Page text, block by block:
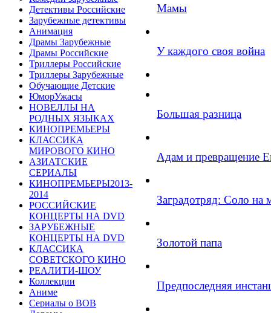
Детективы Российские
Зарубежные детективы
Анимация
Драмы Зарубежные
Драмы Российские
Триллеры Российские
Триллеры Зарубежные
Обучающие Детские
ЮморУжасы
НОВЕЛЛЫ НА
РОДНЫХ ЯЗЫКАХ
КИНОПРЕМЬЕРЫ
КЛАССИКА
МИРОВОГО КИНО
АЗИАТСКИЕ
СЕРИАЛЫ
КИНОПРЕМЬЕРЫ2013-
2014
РОССИЙСКИЕ
КОНЦЕРТЫ НА DVD
ЗАРУБЕЖНЫЕ
КОНЦЕРТЫ НА DVD
КЛАССИКА
СОВЕТСКОГО КИНО
РЕАЛИТИ-ШОУ
Коллекции
Аниме
Сериалы о ВОВ
Мамы
У каждого своя война
Большая разница
Адам и превращение
Заградотряд: Соло на
Золотой папа
Предпоследняя